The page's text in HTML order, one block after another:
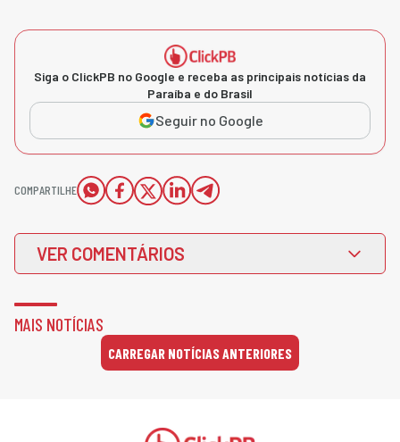
Siga o ClickPB no Google e receba as principais notícias da
Paraíba e do Brasil
Seguir no Google
COMPARTILHE
VER COMENTÁRIOS
MAIS NOTÍCIAS
CARREGAR NOTÍCIAS ANTERIORES